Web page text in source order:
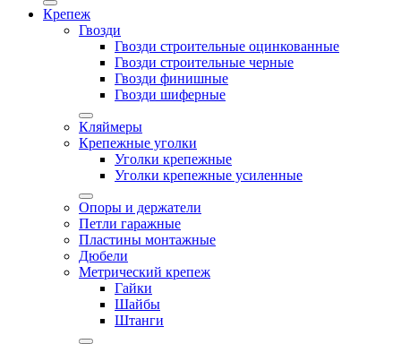
Крепеж
Гвозди
Гвозди строительные оцинкованные
Гвозди строительные черные
Гвозди финишные
Гвозди шиферные
Кляймеры
Крепежные уголки
Уголки крепежные
Уголки крепежные усиленные
Опоры и держатели
Петли гаражные
Пластины монтажные
Дюбели
Метрический крепеж
Гайки
Шайбы
Штанги